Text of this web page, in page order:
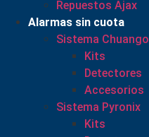
Repuestos Ajax
Alarmas sin cuota
Sistema Chuango
Kits
Detectores
Accesorios
Sistema Pyronix
Kits